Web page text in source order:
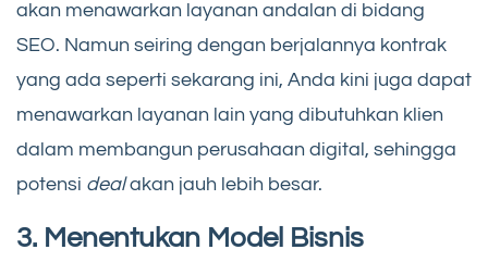
akan menawarkan layanan andalan di bidang
SEO. Namun seiring dengan berjalannya kontrak
yang ada seperti sekarang ini, Anda kini juga dapat
menawarkan layanan lain yang dibutuhkan klien
dalam membangun perusahaan digital, sehingga
potensi dealakan jauh lebih besar.
3. Menentukan Model Bisnis